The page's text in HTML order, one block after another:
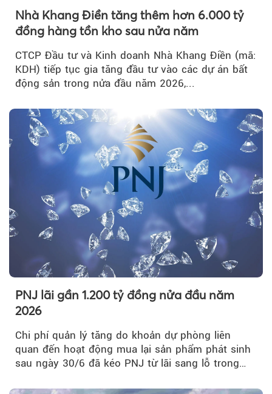
Nhà Khang Điền tăng thêm hơn 6.000 tỷ
đồng hàng tồn kho sau nửa năm
CTCP Đầu tư và Kinh doanh Nhà Khang Điền (mã:
KDH) tiếp tục gia tăng đầu tư vào các dự án bất
động sản trong nửa đầu năm 2026,...
PNJ lãi gần 1.200 tỷ đồng nửa đầu năm
2026
Chi phí quản lý tăng do khoản dự phòng liên
quan đến hoạt động mua lại sản phẩm phát sinh
sau ngày 30/6 đã kéo PNJ từ lãi sang lỗ trong